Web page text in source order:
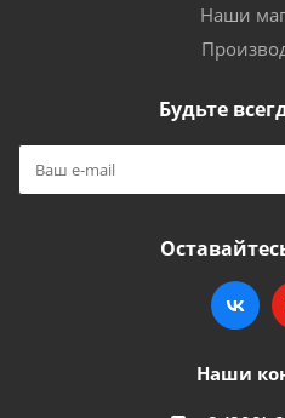
Наши
Будьте
Наши